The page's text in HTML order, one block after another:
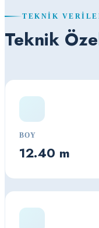
TEKNIK
Teknik
BOY
12.40 m